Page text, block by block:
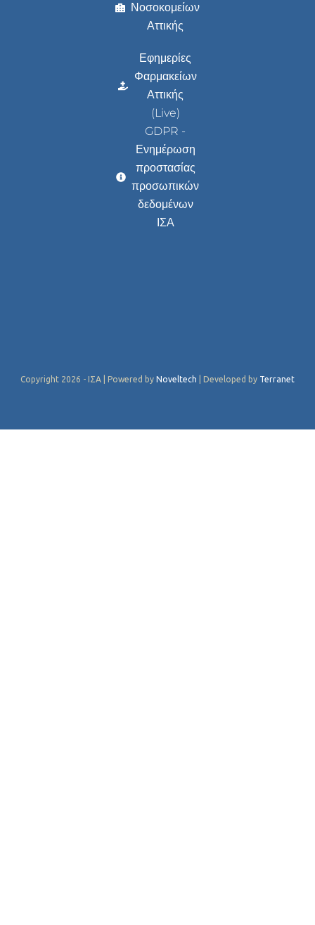
Νοσοκομείων
Αττικής
Εφημερίες
Φαρμακείων
Αττικής
(Live)
GDPR -
Ενημέρωση
προστασίας
προσωπικών
δεδομένων
ΙΣΑ
Copyright 2026 - ΙΣΑ | Powered by Noveltech | Developed by Terranet